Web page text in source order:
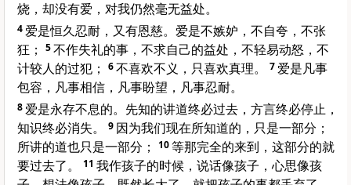
烧，却没有爱，对我仍然毫无益处。
4爱是恒久忍耐，又有恩慈。爱是不嫉妒，不自夸，不张
狂；
5不作失礼的事，不求自己的益处，不轻易动怒，不
计较人的过犯；
6不喜欢不义，只喜欢真理。 7爱是凡事
包容，凡事相信，凡事盼望，凡事忍耐。
8爱是永存不息的。先知的讲道终必过去，方言终必停止，
知识终必消失。
9 因为我们现在所知道的，只是一部分；
所讲的道也只是一部分；
10等那完全的来到，这部分的就
要过去了。
11 我作孩子的时候，说话像孩子，心思像孩